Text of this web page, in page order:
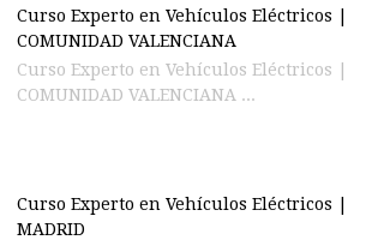
Curso Experto en Vehículos Eléctricos |
COMUNIDAD VALENCIANA
Curso Experto en Vehículos Eléctricos |
COMUNIDAD VALENCIANA ...
Curso Experto en Vehículos Eléctricos |
MADRID